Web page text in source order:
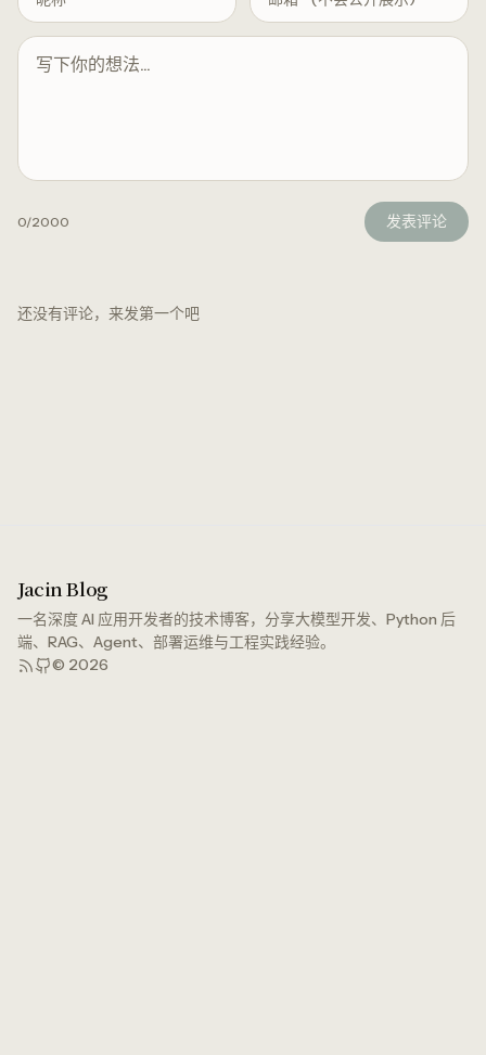
0/2000 发表评论
还没有评论，来发第一个吧
Jacin Blog
一名深度 AI 应用开发者的技术博客，分享大模型开发、Python 后
端、RAG、Agent、部署运维与工程实践经验。
© 2026